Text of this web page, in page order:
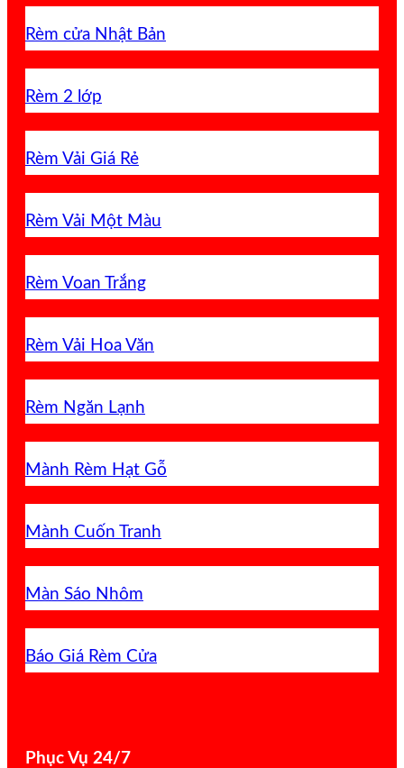
Rèm cửa Nhật Bản
Rèm 2 lớp
Rèm Vải Giá Rẻ
Rèm Vải Một Màu
Rèm Voan Trắng
Rèm Vải Hoa Văn
Rèm Ngăn Lạnh
Mành Rèm Hạt Gỗ
Mành Cuốn Tranh
Màn Sáo Nhôm
Báo Giá Rèm Cửa
Phục Vụ 24/7